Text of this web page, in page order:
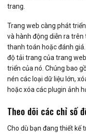
trang.
Trang web càng phát
và hành động diễn ra
thanh toán hoặc đánh
độ tải trang của trang
triển của nó. Chúng bao
nén các loại dữ liệu lớn,
hoặc xóa các plugin ảnh
Theo dõi các chỉ số
Cho dù bạn đang thiết kế